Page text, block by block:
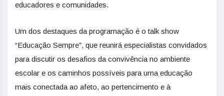
educadores e comunidades.
Um dos destaques da programação é o talk show
“Educação Sempre”, que reunirá especialistas convidados
para discutir os desafios da convivência no ambiente
escolar e os caminhos possíveis para uma educação
mais conectada ao afeto, ao pertencimento e à